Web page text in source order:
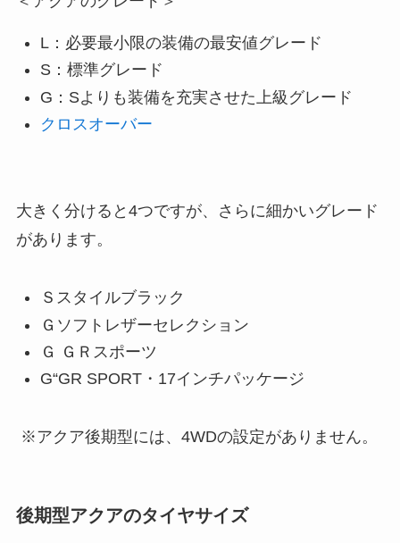
L：必要最小限の装備の最安値グレード
S：標準グレード
G：Sよりも装備を充実させた上級グレード
クロスオーバー
大きく分けると4つですが、さらに細かいグレード
があります。
Ｓスタイルブラック
Ｇソフトレザーセレクション
Ｇ ＧＲスポーツ
G“GR SPORT・17インチパッケージ
※アクア後期型には、4WDの設定がありません。
後期型アクアのタイヤサイズ